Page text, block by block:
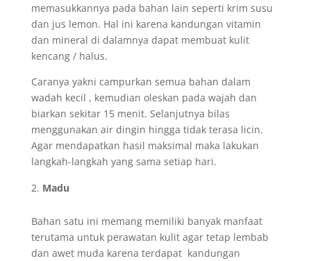
memasukkannya pada bahan lain seperti krim susu
dan jus lemon. Hal ini karena kandungan vitamin
dan mineral di dalamnya dapat membuat kulit
kencang / halus.
Caranya yakni campurkan semua bahan dalam
wadah kecil , kemudian oleskan pada wajah dan
biarkan sekitar 15 menit. Selanjutnya bilas
menggunakan air dingin hingga tidak terasa licin.
Agar mendapatkan hasil maksimal maka lakukan
langkah-langkah yang sama setiap hari.
Madu
Bahan satu ini memang memiliki banyak manfaat
terutama untuk perawatan kulit agar tetap lembab
dan awet muda karena terdapat kandungan